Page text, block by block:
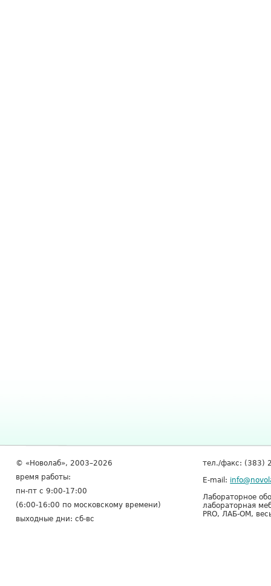
© «Новолаб», 2003–2026
время работы:
пн-пт с 9:00-17:00
(6:00-16:00 по московскому времени)
выходные дни: сб-вс
тел./факс: (383)
E-mail:
Лабораторное
лабораторная
PRO, ЛАБ-ОМ,